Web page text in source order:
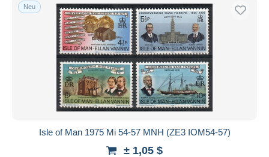
Neu
Isle of Man 1975 Mi 54-57 MNH (ZE3 IOM54-57)
± 1,05 $